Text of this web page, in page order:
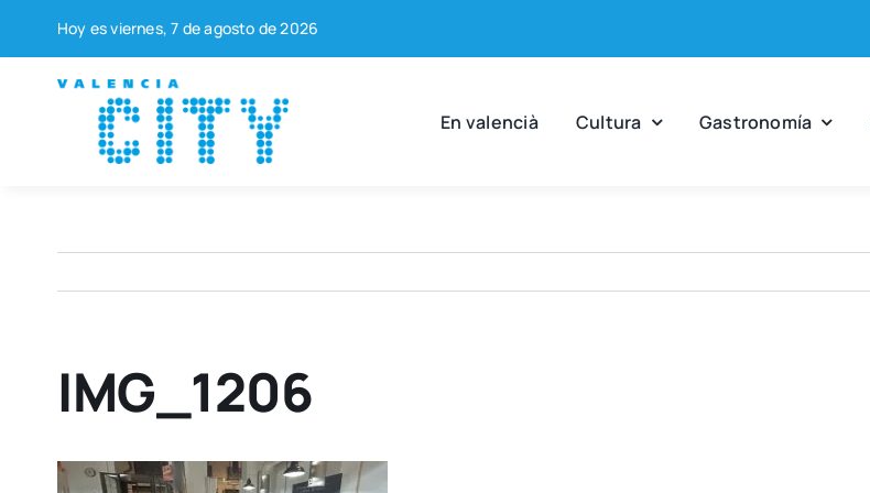
contenido
Hoy es vier­nes, 7 de agos­to de 2026
En valen­cià Cul­tu­ra Gas­tro­no­mía
IMG_1206